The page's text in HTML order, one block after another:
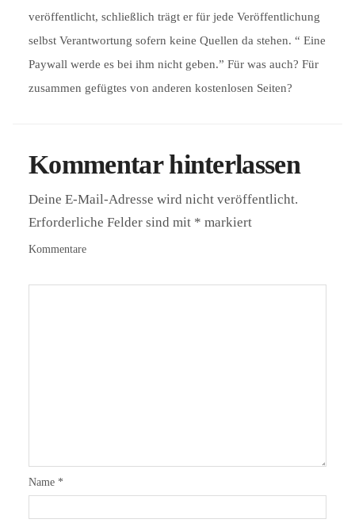
veröffentlicht, schließlich trägt er für jede Veröffentlichung
selbst Verantwortung sofern keine Quellen da stehen. “ Eine
Paywall werde es bei ihm nicht geben.” Für was auch? Für
zusammen gefügtes von anderen kostenlosen Seiten?
Kommentar hinterlassen
Deine E-Mail-Adresse wird nicht veröffentlicht.
Erforderliche Felder sind mit * markiert
Kommentare
Name *